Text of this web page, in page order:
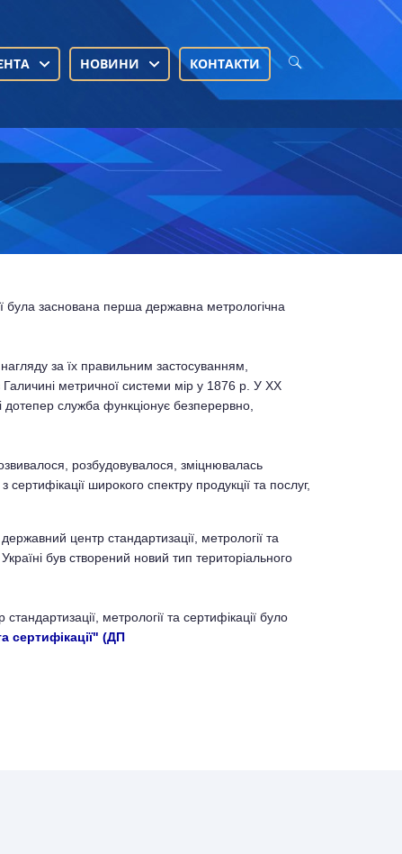
НОВИНИ КОНТАКТИ
була заснована перша державна метрологічна
нагляду за їх правильним застосуванням,
Галичині метричної системи мір у 1876 р. У ХХ
дотепер служба функціонує безперервно,
розбудовувалося, зміцнювалась
широкого спектру продукції та послуг,
центр стандартизації, метрології та
був створений новий тип територіального
метрології та сертифікації було
сертифікації" (ДП